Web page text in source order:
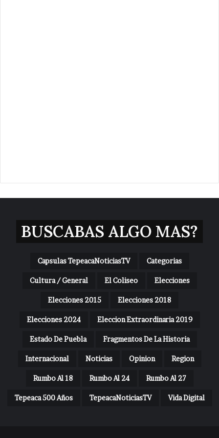
BUSCABAS ALGO MAS?
Capsulas TepeacaNoticiasTV Categorias
Cultura / General El Coliseo Elecciones
Elecciones 2015 Elecciones 2018
Elecciones 2024 Eleccion Extraordinaria 2019
Estado De Puebla Fragmentos De La Historia
Internacional Noticias Opinion Region
Rumbo Al 18 Rumbo Al 24 Rumbo Al 27
Tepeaca 500 Años TepeacaNoticiasTV Vida Digital